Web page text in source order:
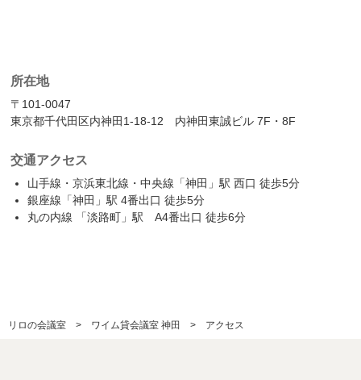
所在地
〒101-0047
東京都千代田区内神田1-18-12 内神田東誠ビル 7F・8F
交通アクセス
山手線・京浜東北線・中央線「神田」駅 西口 徒歩5分
銀座線「神田」駅 4番出口 徒歩5分
丸の内線 「淡路町」駅 A4番出口 徒歩6分
リロの会議室 ワイム貸会議室 神田 アクセス